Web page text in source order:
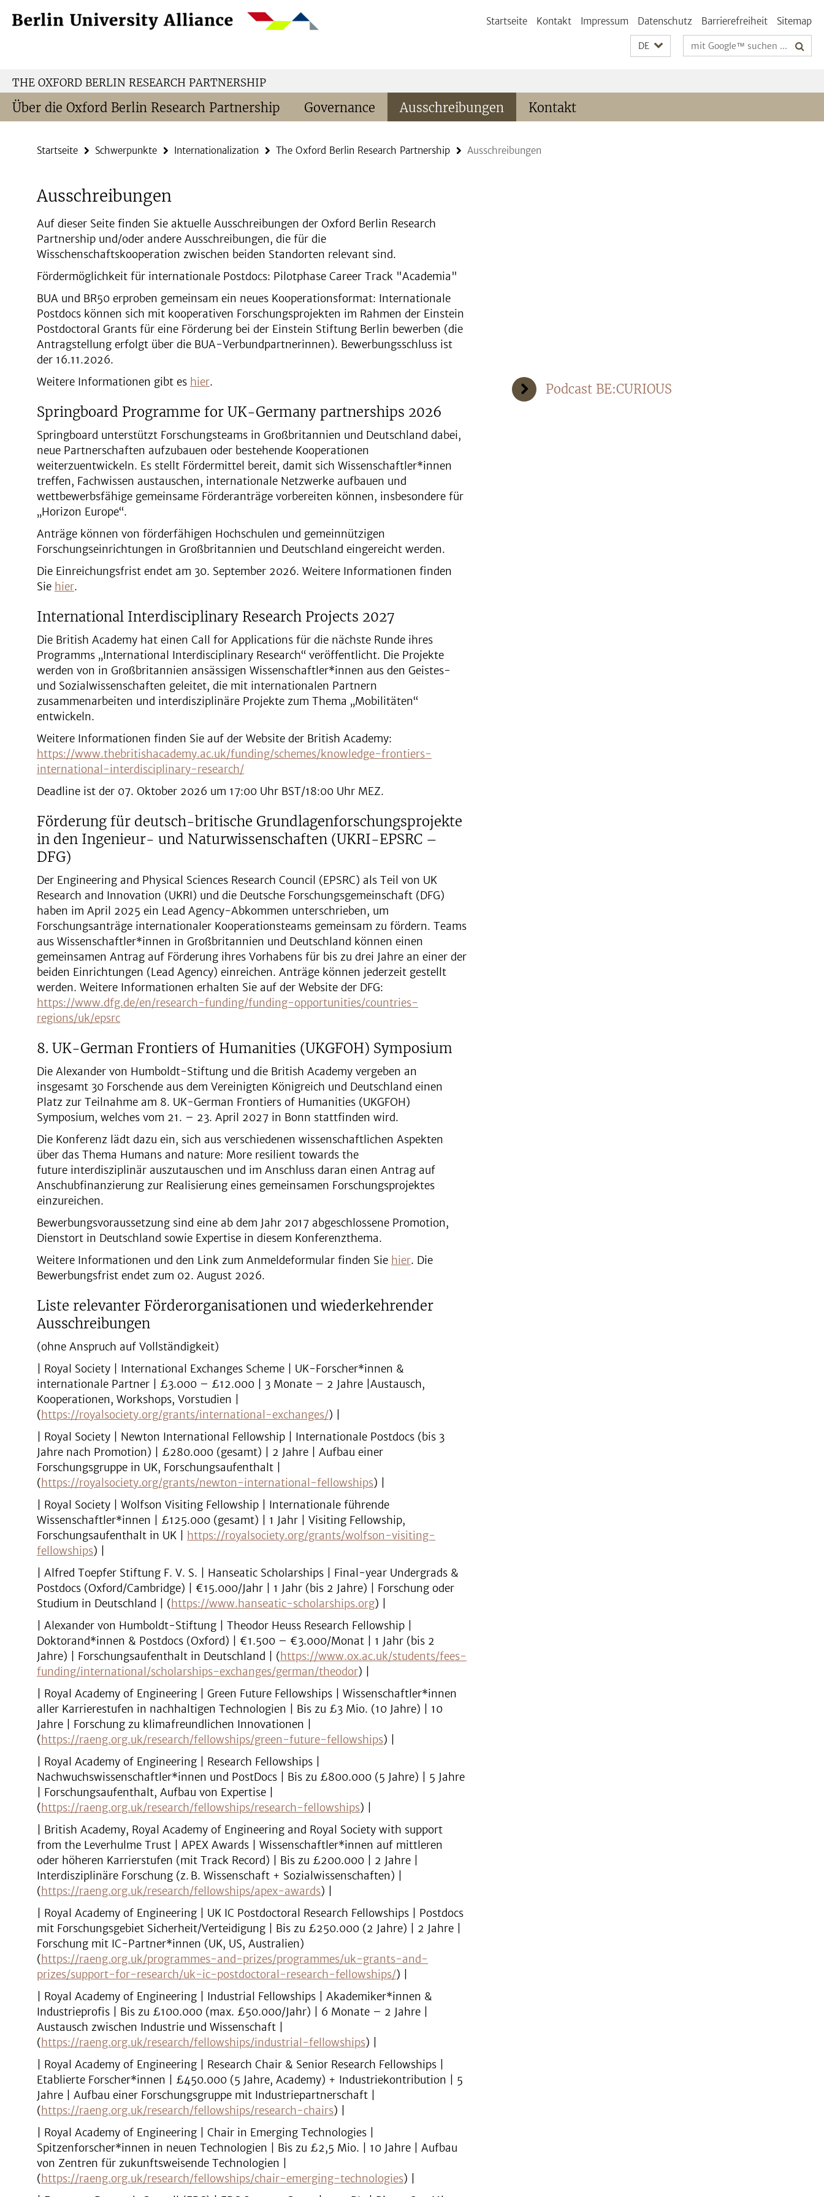
direkt
Service-
Startseite Kontakt Impressum Datenschutz Barrierefreiheit Sitemap
DE Suchbegriffe
THE OXFORD BERLIN RESEARCH PARTNERSHIP
Über die Oxford Berlin Research Partnership Governance Ausschreibungen Kontakt
Startseite Schwerpunkte Internationalization The Oxford Berlin Research Partnership Ausschreibungen
Ausschreibungen
Auf dieser Seite finden Sie aktuelle Ausschreibungen der Oxford Berlin Research
Partnership und/oder andere Ausschreibungen, die für die
Wisschenschaftskooperation zwischen beiden Standorten relevant sind.
Fördermöglichkeit für internationale Postdocs: Pilotphase Career Track "Academia"
BUA und BR50 erproben gemeinsam ein neues Kooperationsformat: Internationale
Postdocs können sich mit kooperativen Forschungsprojekten im Rahmen der Einstein
Postdoctoral Grants für eine Förderung bei der Einstein Stiftung Berlin bewerben (die
Antragstellung erfolgt über die BUA-Verbundpartnerinnen). Bewerbungsschluss ist
der 16.11.2026.
Weitere Informationen gibt es hier.
Springboard Programme for UK-Germany partnerships 2026
Springboard unterstützt Forschungsteams in Großbritannien und Deutschland dabei,
neue Partnerschaften aufzubauen oder bestehende Kooperationen
weiterzuentwickeln. Es stellt Fördermittel bereit, damit sich Wissenschaftler*innen
treffen, Fachwissen austauschen, internationale Netzwerke aufbauen und
wettbewerbsfähige gemeinsame Förderanträge vorbereiten können, insbesondere für
„Horizon Europe“.
Anträge können von förderfähigen Hochschulen und gemeinnützigen
Forschungseinrichtungen in Großbritannien und Deutschland eingereicht werden.
Die Einreichungsfrist endet am 30. September 2026. Weitere Informationen finden
Sie hier.
International Interdisciplinary Research Projects 2027
Die British Academy hat einen Call for Applications für die nächste Runde ihres
Programms „International Interdisciplinary Research“ veröffentlicht. Die Projekte
werden von in Großbritannien ansässigen Wissenschaftler*innen aus den Geistes-
und Sozialwissenschaften geleitet, die mit internationalen Partnern
zusammenarbeiten und interdisziplinäre Projekte zum Thema „Mobilitäten“
entwickeln.
Weitere Informationen finden Sie auf der Website der British Academy:
https://www.thebritishacademy.ac.uk/funding/schemes/knowledge-frontiers-
international-interdisciplinary-research/
Deadline ist der 07. Oktober 2026 um 17:00 Uhr BST/18:00 Uhr MEZ.
Förderung für deutsch-britische Grundlagenforschungsprojekte
in den Ingenieur- und Naturwissenschaften (UKRI-EPSRC –
DFG)
Der Engineering and Physical Sciences Research Council (EPSRC) als Teil von UK
Research and Innovation (UKRI) und die Deutsche Forschungsgemeinschaft (DFG)
haben im April 2025 ein Lead Agency-Abkommen unterschrieben, um
Forschungsanträge internationaler Kooperationsteams gemeinsam zu fördern. Teams
aus Wissenschaftler*innen in Großbritannien und Deutschland können einen
gemeinsamen Antrag auf Förderung ihres Vorhabens für bis zu drei Jahre an einer der
beiden Einrichtungen (Lead Agency) einreichen. Anträge können jederzeit gestellt
werden. Weitere Informationen erhalten Sie auf der Website der DFG:
https://www.dfg.de/en/research-funding/funding-opportunities/countries-
regions/uk/epsrc
8. UK-German Frontiers of Humanities (UKGFOH) Symposium
Die Alexander von Humboldt-Stiftung und die British Academy vergeben an
insgesamt 30 Forschende aus dem Vereinigten Königreich und Deutschland einen
Platz zur Teilnahme am 8. UK-German Frontiers of Humanities (UKGFOH)
Symposium, welches vom 21. – 23. April 2027 in Bonn stattfinden wird.
Die Konferenz lädt dazu ein, sich aus verschiedenen wissenschaftlichen Aspekten
über das Thema Humans and nature: More resilient towards the
future interdisziplinär auszutauschen und im Anschluss daran einen Antrag auf
Anschubfinanzierung zur Realisierung eines gemeinsamen Forschungsprojektes
einzureichen.
Bewerbungsvoraussetzung sind eine ab dem Jahr 2017 abgeschlossene Promotion,
Dienstort in Deutschland sowie Expertise in diesem Konferenzthema.
Weitere Informationen und den Link zum Anmeldeformular finden Sie hier. Die
Bewerbungsfrist endet zum 02. August 2026.
Liste relevanter Förderorganisationen und wiederkehrender
Ausschreibungen
(ohne Anspruch auf Vollständigkeit)
| Royal Society | International Exchanges Scheme | UK-Forscher*innen &
internationale Partner | £3.000 – £12.000 | 3 Monate – 2 Jahre |Austausch,
Kooperationen, Workshops, Vorstudien |
(https://royalsociety.org/grants/international-exchanges/) |
| Royal Society | Newton International Fellowship | Internationale Postdocs (bis 3
Jahre nach Promotion) | £280.000 (gesamt) | 2 Jahre | Aufbau einer
Forschungsgruppe in UK, Forschungsaufenthalt |
(https://royalsociety.org/grants/newton-international-fellowships) |
| Royal Society | Wolfson Visiting Fellowship | Internationale führende
Wissenschaftler*innen | £125.000 (gesamt) | 1 Jahr | Visiting Fellowship,
Forschungsaufenthalt in UK |
https://royalsociety.org/grants/wolfson-visiting-
fellowships) |
| Alfred Toepfer Stiftung F. V. S. | Hanseatic Scholarships | Final-year Undergrads &
Postdocs (Oxford/Cambridge) | €15.000/Jahr | 1 Jahr (bis 2 Jahre) | Forschung oder
Studium in Deutschland | (https://www.hanseatic-scholarships.org) |
| Alexander von Humboldt-Stiftung | Theodor Heuss Research Fellowship |
Doktorand*innen & Postdocs (Oxford) | €1.500 – €3.000/Monat | 1 Jahr (bis 2
Jahre) | Forschungsaufenthalt in Deutschland | (https://www.ox.ac.uk/students/fees-
funding/international/scholarships-exchanges/german/theodor) |
| Royal Academy of Engineering | Green Future Fellowships | Wissenschaftler*innen
aller Karrierestufen in nachhaltigen Technologien | Bis zu £3 Mio. (10 Jahre) | 10
Jahre | Forschung zu klimafreundlichen Innovationen |
(https://raeng.org.uk/research/fellowships/green-future-fellowships) |
| Royal Academy of Engineering | Research Fellowships |
Nachwuchswissenschaftler*innen und PostDocs | Bis zu £800.000 (5 Jahre) | 5 Jahre
| Forschungsaufenthalt, Aufbau von Expertise |
(https://raeng.org.uk/research/fellowships/research-fellowships) |
| British Academy, Royal Academy of Engineering and Royal Society with support
from the Leverhulme Trust | APEX Awards | Wissenschaftler*innen auf mittleren
oder höheren Karrierstufen (mit Track Record) | Bis zu £200.000 | 2 Jahre |
Interdisziplinäre Forschung (z. B. Wissenschaft + Sozialwissenschaften) |
(https://raeng.org.uk/research/fellowships/apex-awards) |
| Royal Academy of Engineering | UK IC Postdoctoral Research Fellowships | Postdocs
mit Forschungsgebiet Sicherheit/Verteidigung | Bis zu £250.000 (2 Jahre) | 2 Jahre |
Forschung mit IC-Partner*innen (UK, US, Australien)
(https://raeng.org.uk/programmes-and-prizes/programmes/uk-grants-and-
prizes/support-for-research/uk-ic-postdoctoral-research-fellowships/) |
| Royal Academy of Engineering | Industrial Fellowships | Akademiker*innen &
Industrieprofis | Bis zu £100.000 (max. £50.000/Jahr) | 6 Monate – 2 Jahre |
Austausch zwischen Industrie und Wissenschaft |
(https://raeng.org.uk/research/fellowships/industrial-fellowships) |
| Royal Academy of Engineering | Research Chair & Senior Research Fellowships |
Etablierte Forscher*innen | £450.000 (5 Jahre, Academy) + Industriekontribution | 5
Jahre | Aufbau einer Forschungsgruppe mit Industriepartnerschaft |
(https://raeng.org.uk/research/fellowships/research-chairs) |
| Royal Academy of Engineering | Chair in Emerging Technologies |
Spitzenforscher*innen in neuen Technologien | Bis zu £2,5 Mio. | 10 Jahre | Aufbau
von Zentren für zukunftsweisende Technologien |
(https://raeng.org.uk/research/fellowships/chair-emerging-technologies) |
Podcast BE:CURIOUS